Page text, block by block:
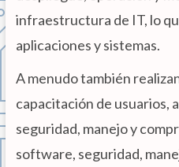
infraestructura de IT, lo
aplicaciones y sistemas.
A menudo también
capacitación de usuarios,
seguridad, manejo y
software, seguridad,